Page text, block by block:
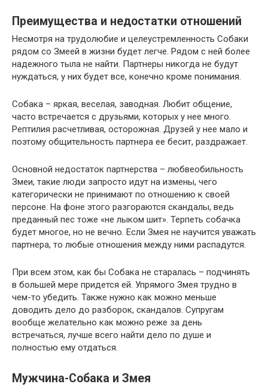
Преимущества и недостатки отношений
Несмотря на трудолюбие и целеустремленность Собаки
рядом со Змеей в жизни будет легче. Рядом с ней более
надежного тыла не найти. Партнеры никогда не будут
нуждаться, у них будет все, конечно кроме понимания.
Собака – яркая, веселая, заводная. Любит общение,
часто встречается с друзьями, которых у нее много.
Рептилия расчетливая, осторожная. Друзей у нее мало и
поэтому общительность партнера ее бесит, раздражает.
Основной недостаток партнерства – любвеобильность
Змеи, такие люди запросто идут на измены, чего
категорически не принимают по отношению к своей
персоне. На фоне этого разгораются скандалы, ведь
преданный пес тоже «не лыком шит». Терпеть собачка
будет многое, но не вечно. Если Змея не научится уважать
партнера, то любые отношения между ними распадутся.
При всем этом, как бы Собака не старалась – подчинять
в большей мере придется ей. Упрямого Змея трудно в
чем-то убедить. Также нужно как можно меньше
доводить дело до разборок, скандалов. Супругам
вообще желательно как можно реже за день
встречаться, лучше всего найти дело по душе и
полностью ему отдаться.
Мужчина-Собака и Змея